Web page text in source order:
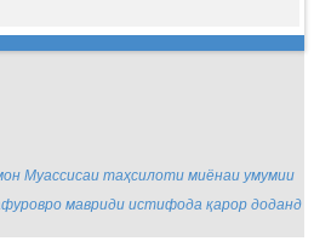
Муассисаи таҳсилоти миёнаи умумии
мавриди истифода қарор доданд